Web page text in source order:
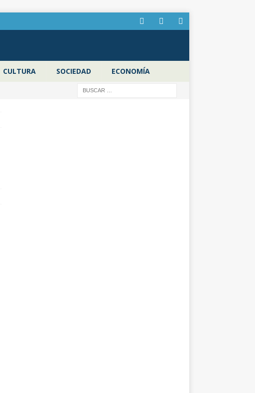
CULTURA SOCIEDAD ECONOMÍA